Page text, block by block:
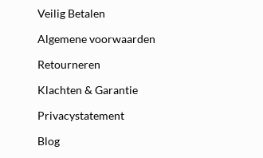
Veilig Betalen
Algemene voorwaarden
Retourneren
Klachten & Garantie
Privacystatement
Blog